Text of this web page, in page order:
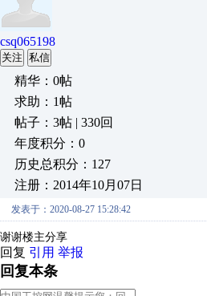
csq065198
关注 私信
精华：0帖
求助：1帖
帖子：3帖 | 330回
年度积分：0
历史总积分：127
注册：2014年10月07日
发表于：2020-08-27 15:28:42
谢谢楼主分享
回复 引用 举报
回复本条